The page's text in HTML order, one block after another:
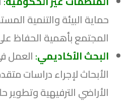
حماية البيئة والتنمية
المجتمع بأهمية الحفاظ
البحث الأكاديمي:العمل
الأبحاث لإجراء دراسات
الأراضي الترفيهية